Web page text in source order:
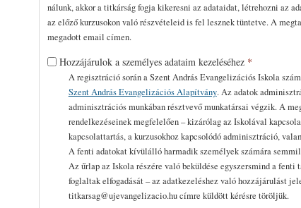
nálunk, akkor a titkárság fogja kikeresni az adataidat, létrehozni az
az előző kurzusokon való részvételeid is fel lesznek tüntetve. A
megadott email címen.
Hozzájárulok a személyes adataim kezeléséhez *
A regisztráció során a Szent András Evangelizációs Iskola
Szent András Evangelizációs Alapítvány. Az adatok
adminisztrációs munkában résztvevő munkatársai végzik. A
rendelkezéseinek megfelelően – kizárólag az Iskolával
kapcsolattartás, a kurzusokhoz kapcsolódó adminisztráció,
A fenti adatokat kívülálló harmadik személyek számára
Az űrlap az Iskola részére való beküldése egyszersmind a fenti
foglaltak elfogadását – az adatkezeléshez való hozzájárulást
titkarsag@ujevangelizacio.hu címre küldött kérésre töröljük.